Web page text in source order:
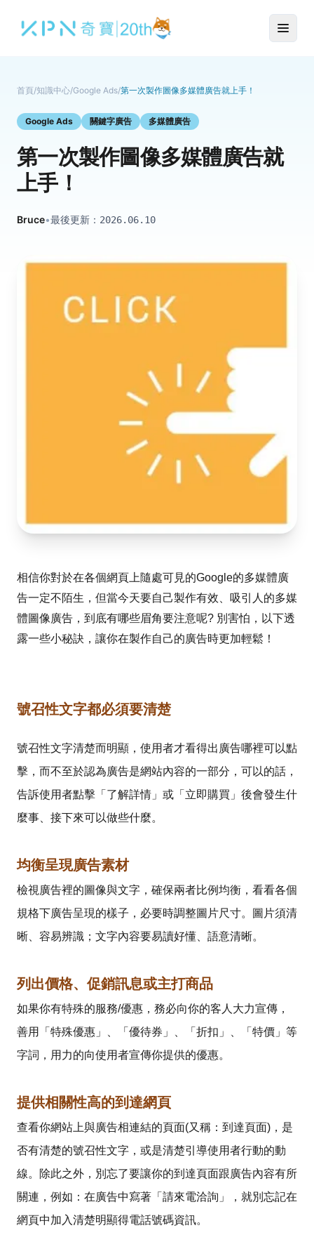
首頁/知識中心/Google Ads/第一次製作圖像多媒體廣告就上手！
Google Ads 關鍵字廣告 多媒體廣告
第一次製作圖像多媒體廣告就
上手！
Bruce•最後更新： 2026.06.10
相信你對於在各個網頁上隨處可見的Google的多媒體廣
告一定不陌生，但當今天要自己製作有效、吸引人的多媒
體圖像廣告，到底有哪些眉角要注意呢? 別害怕，以下透
露一些小秘訣，讓你在製作自己的廣告時更加輕鬆！
號召性文字都必須要清楚
號召性文字清楚而明顯，使用者才看得出廣告哪裡可以點
擊，而不至於認為廣告是網站內容的一部分，可以的話，
告訴使用者點擊「了解詳情」或「立即購買」後會發生什
麼事、接下來可以做些什麼。
均衡呈現廣告素材
檢視廣告裡的圖像與文字，確保兩者比例均衡，看看各個
規格下廣告呈現的樣子，必要時調整圖片尺寸。圖片須清
晰、容易辨識；文字內容要易讀好懂、語意清晰。
列出價格、促銷訊息或主打商品
如果你有特殊的服務/優惠，務必向你的客人大力宣傳，
善用「特殊優惠」、「優待券」、「折扣」、「特價」等
字詞，用力的向使用者宣傳你提供的優惠。
提供相關性高的到達網頁
查看你網站上與廣告相連結的頁面(又稱：到達頁面)，是
否有清楚的號召性文字，或是清楚引導使用者行動的動
線。除此之外，別忘了要讓你的到達頁面跟廣告內容有所
關連，例如：在廣告中寫著「請來電洽詢」，就別忘記在
網頁中加入清楚明顯得電話號碼資訊。